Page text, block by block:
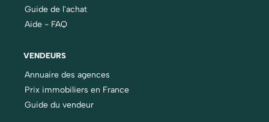
Guide de l'achat
Aide - FAQ
VENDEURS
Annuaire des agences
Prix immobiliers en France
Guide du vendeur